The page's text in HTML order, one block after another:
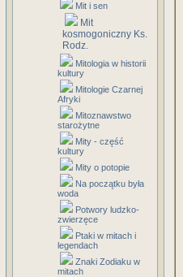
Mit i sen
Mit
kosmogoniczny Ks.
Rodz.
Mitologia w historii
kultury
Mitologie Czarnej
Afryki
Mitoznawstwo
starożytne
Mity - część
kultury
Mity o potopie
Na początku była
woda
Potwory ludzko-
zwierzęce
Ptaki w mitach i
legendach
Znaki Zodiaku w
mitach